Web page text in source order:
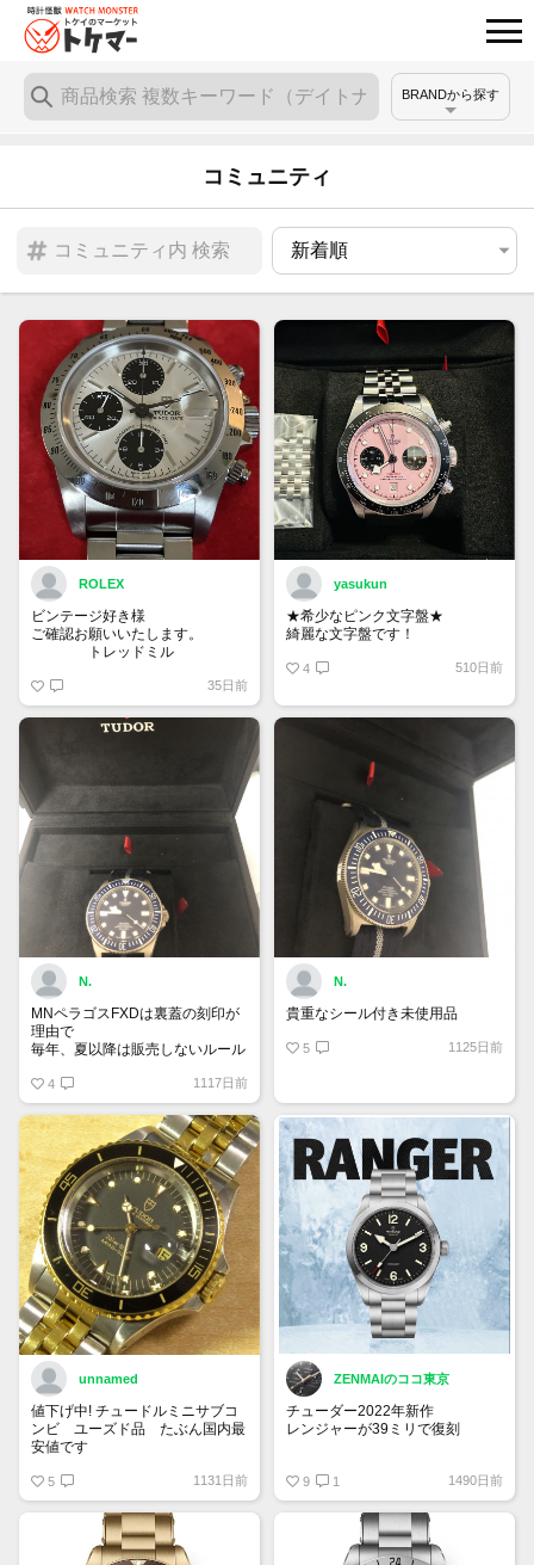
BRANDから探す
コミュニティ
ROLEX
ビンテージ好き様
ご確認お願いいたします。
トレッドミル
35日前
yasukun
★希少なピンク文字盤★
綺麗な文字盤です！
4 510日前
N.
MNペラゴスFXDは裏蓋の刻印が
理由で
毎年、夏以降は販売しないルール
4 1117日前
N.
貴重なシール付き未使用品
5 1125日前
unnamed
値下げ中! チュードルミニサブコ
ンビ ユーズド品 たぶん国内最
安値です
5 1131日前
ZENMAIのココ東京
チューダー2022年新作
レンジャーが39ミリで復刻
0001が347,600円
レザー・ラバーストラップの
M79950-0002が311,300円
ファブリックストラップの
M79950-0003が311,300円
9 1 1490日前